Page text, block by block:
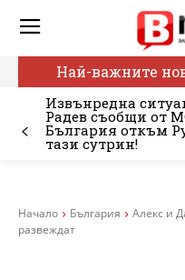
Най-важните
Извънредна
Радев съобщи от
България откъм
тази сутрин!
Начало България
Алекс и
развеждат